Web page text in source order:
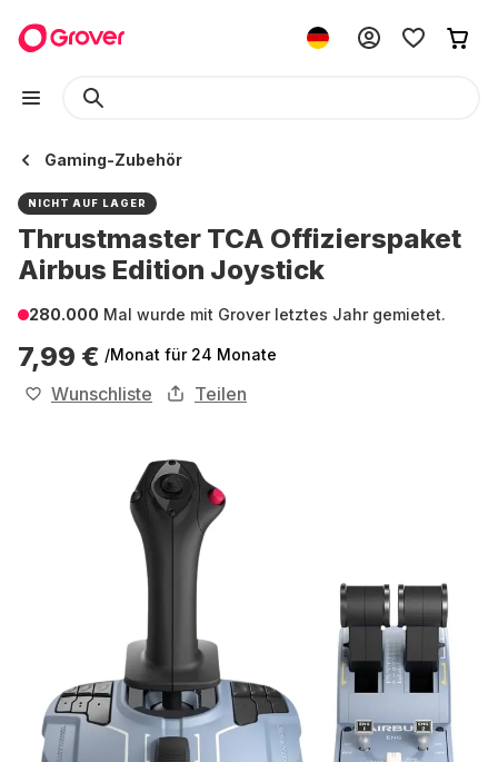
Gaming-Zubehör
NICHT AUF LAGER
Thrustmaster TCA Offizierspaket
Airbus Edition Joystick
280.000 Mal wurde mit Grover letztes Jahr gemietet.
7,99 € /Monat für 24 Monate
Wunschliste Teilen